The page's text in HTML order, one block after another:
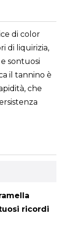
di color
di liquirizia,
sontuosi
il tannino è
che
ricordi